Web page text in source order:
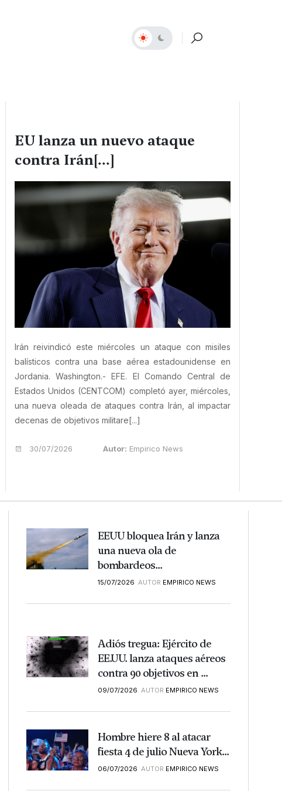
EU lanza un nuevo ataque
contra Irán[...]
Irán reivindicó este miércoles un ataque con misiles
balísticos contra una base aérea estadounidense en
Jordania. Washington.- EFE. El Comando Central de
Estados Unidos (CENTCOM) completó ayer, miércoles,
una nueva oleada de ataques contra Irán, al impactar
decenas de objetivos militare[...]
30/07/2026 Autor: Empirico News
EEUU bloquea Irán y lanza
una nueva ola de
bombardeos...
15/07/2026 AUTOR EMPIRICO NEWS
Adiós tregua: Ejército de
EE.UU. lanza ataques aéreos
contra 90 objetivos en ...
09/07/2026 AUTOR EMPIRICO NEWS
Hombre hiere 8 al atacar
fiesta 4 de julio Nueva York...
06/07/2026 AUTOR EMPIRICO NEWS